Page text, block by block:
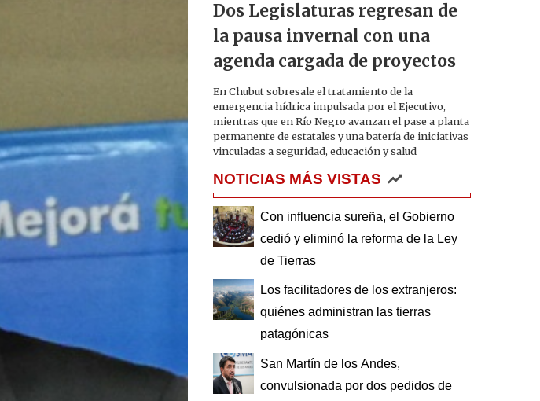
Dos Legislaturas regresan de
la pausa invernal con una
agenda cargada de proyectos
En Chubut sobresale el tratamiento de la
emergencia hídrica impulsada por el Ejecutivo,
mientras que en Río Negro avanzan el pase a planta
permanente de estatales y una batería de iniciativas
vinculadas a seguridad, educación y salud
NOTICIAS MÁS VISTAS
Con influencia sureña, el Gobierno
cedió y eliminó la reforma de la Ley
de Tierras
Los facilitadores de los extranjeros:
quiénes administran las tierras
patagónicas
San Martín de los Andes,
convulsionada por dos pedidos de